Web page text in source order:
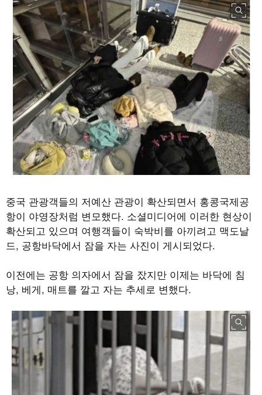
중국 관광객들의 저예산 관광이 확산되면서 홍콩국제공
항이 야영장처럼 변모했다. 소셜미디어에 이러한 현상이
확산되고 있으며 여행객들이 숙박비를 아끼려고 맥도날
드, 공항바닥에서 잠을 자는 사진이 게시되었다.
이전에는 공항 의자에서 잠을 잤지만 이제는 바닥에 침
낭, 베게, 매트를 깔고 자는 추세로 변했다.